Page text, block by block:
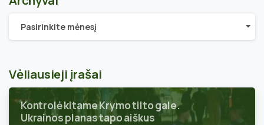
Archyvai
Pasirinkite mėnesį
Vėliausieji įrašai
Kontrolė kitame Krymo tilto gale.
Ukrainos planas tapo aiškus